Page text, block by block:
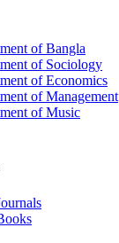
of Bangla
of Sociology
of Economics
of Management
of Music